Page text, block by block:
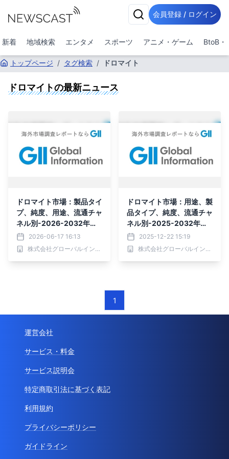
会員登録 / ログイン
新着 地域検索 エンタメ スポーツ アニメ・ゲーム BtoB・
トップページ / タグ検索 / ドロマイト
ドロマイトの最新ニュース
ドロマイト市場：製品タイ
プ、純度、用途、流通チャ
ネル別-2026-2032年世
界市場予測
2026-06-17 16:13
株式会社グローバルインフォメーション
ドロマイト市場：用途、製
品タイプ、純度、流通チャ
ネル別-2025-2032年の
世界予測2025-12-22 15:19
株式会社グローバルインフォメーション
1
運営会社
サービス・料金
サービス説明会
特定商取引法に基づく表記
利用規約
プライバシーポリシー
ガイドライン